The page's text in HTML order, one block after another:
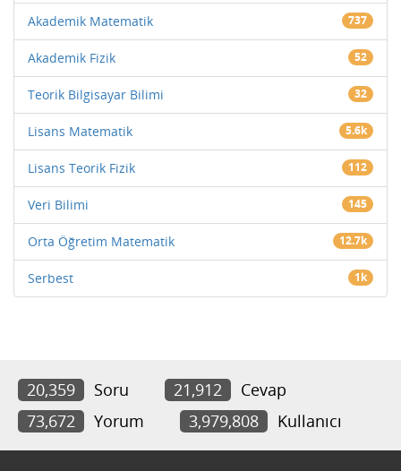
Akademik Matematik 737
Akademik Fizik 52
Teorik Bilgisayar Bilimi 32
Lisans Matematik 5.6k
Lisans Teorik Fizik 112
Veri Bilimi 145
Orta Öğretim Matematik 12.7k
Serbest 1k
20,359 Soru 21,912
Cevap
73,672
Yorum 3,979,808 Kullanıcı